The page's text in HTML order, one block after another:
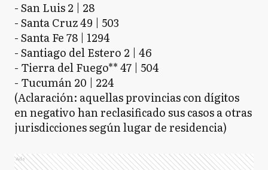
- San Luis 2 | 28
- Santa Cruz 49 | 503
- Santa Fe 78 | 1294
- Santiago del Estero 2 | 46
- Tierra del Fuego** 47 | 504
- Tucumán 20 | 224
(Aclaración: aquellas provincias con dígitos
en negativo han reclasificado sus casos a otras
jurisdicciones según lugar de residencia)
Ads